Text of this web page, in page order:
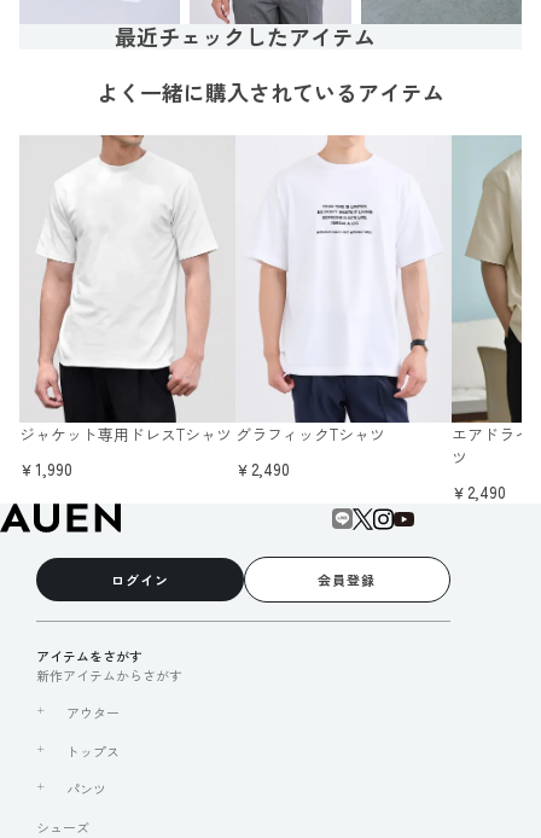
最近チェックしたアイテム
よく一緒に購入されているアイテム
ジャケット専用ドレスTシャツ
￥1,990
グラフィックTシャツ
￥2,490
エアドライ
ツ
￥2,490
ログイン 会員登録
アイテムをさがす
新作アイテムからさがす
アウター
トップス
パンツ
シューズ